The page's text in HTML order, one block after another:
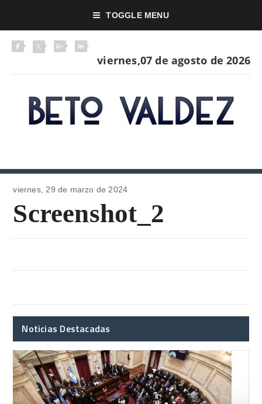
TOGGLE MENU
viernes,07 de agosto de 2026
viernes, 29 de marzo de 2024
Screenshot_2
Noticias Destacadas